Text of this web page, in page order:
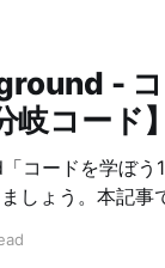
-
岐コード
コードを学ぼう
しょう。本記事